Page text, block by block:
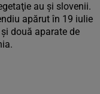
au şi slovenii.
apărut în 19 iulie
două aparate de